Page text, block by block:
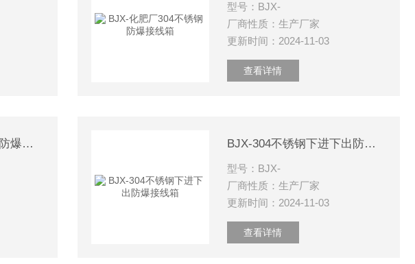
型号：BJX-
厂商性质：生产厂家
更新时间：2024-11-03
查看详情
BJX-304不锈钢上下体防爆接线箱 BJX-304不锈钢下进下出防爆接线箱
型号：BJX-
厂商性质：生产厂家
更新时间：2024-11-03
查看详情